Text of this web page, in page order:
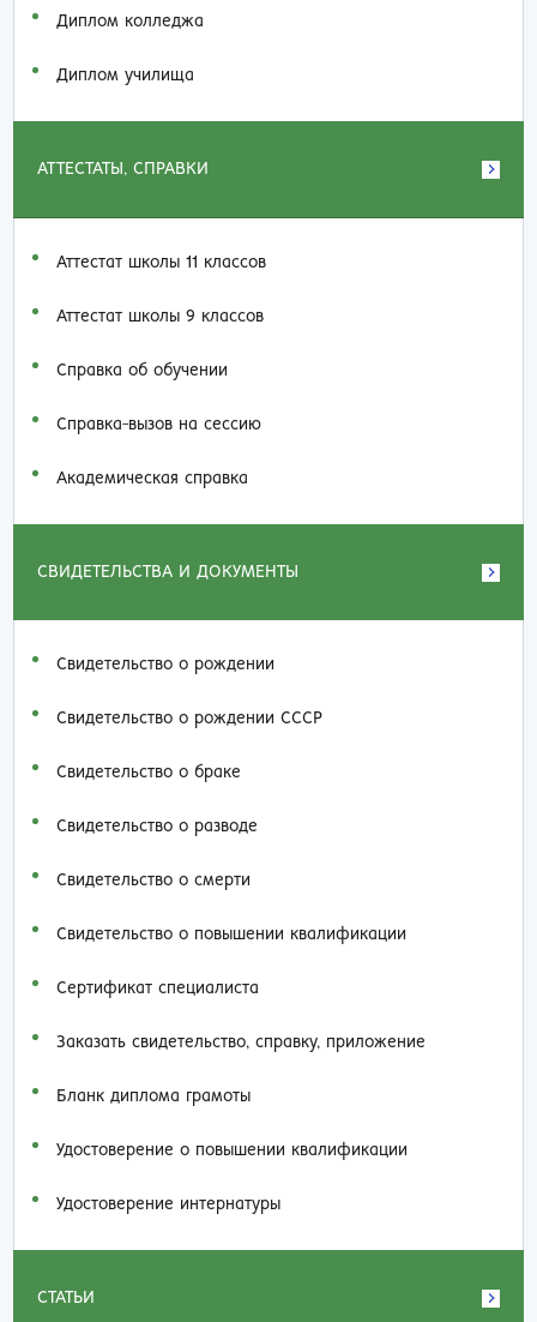
Диплом колледжа
Диплом училища
АТТЕСТАТЫ, СПРАВКИ
Аттестат школы 11 классов
Аттестат школы 9 классов
Справка об обучении
Справка-вызов на сессию
Академическая справка
СВИДЕТЕЛЬСТВА И ДОКУМЕНТЫ
Свидетельство о рождении
Свидетельство о рождении СССР
Свидетельство о браке
Свидетельство о разводе
Свидетельство о смерти
Свидетельство о повышении квалификации
Сертификат специалиста
Заказать cвидетельство, справку, приложение
Бланк диплома грамоты
Удостоверение о повышении квалификации
Удостоверение интернатуры
СТАТЬИ